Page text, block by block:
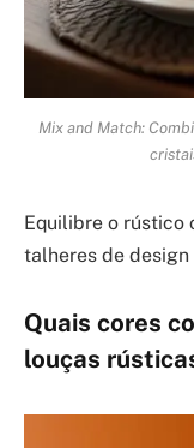
Mix and Match:
Equilibre o rústico
talheres de
Quais cores
louças